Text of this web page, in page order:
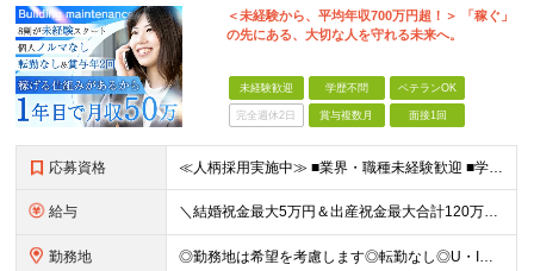
＜未経験から、平均年収700万円超！＞ 「稼ぐ」
の先にある、大切な人を守れる未来へ。
未経験歓迎 学歴不問 ベテランOK
完全週休2日 賞与複数月 面接1回
応募資格 ≪人柄採用実施中≫ ■業界・職種未経験歓迎 ■学歴不問 ■職歴や転職回数は一切不問 ■ブランクある方も相談可 ★育成前提の募集！ 今回の募集は事業拡大に伴う増員採用！ 欠員補充ではないため、 将来の
給与 ＼結婚祝金最大5万円＆出産祝金最大合計120万円！独自の手当をご用意／ 【東京】 月給28万700円～80万円＋歩合＋各種手当＋賞与年2回 【大阪】 月給26万8200円～80万円＋歩合＋各種手当＋
勤務地 ◎勤務地は希望を考慮します◎転勤なし◎U・Iターン歓迎 【本社】 大阪府大阪市西区京町堀1-18-15 藤原ビル2F ■以下、全国の各支店 ◎東北・関東エリア：仙台・千葉・東京第一（上野）・東京第